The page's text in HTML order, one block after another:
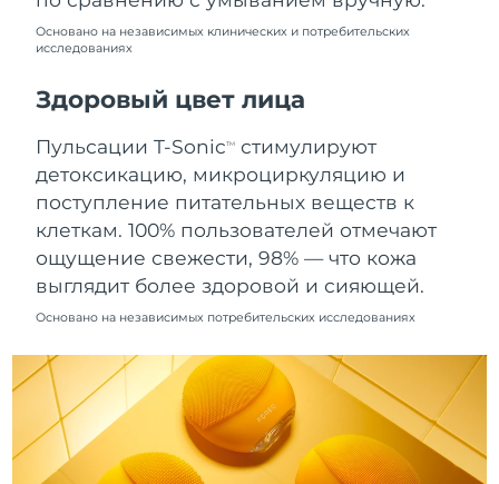
Основано на независимых клинических и потребительских
исследованиях
Здоровый цвет лица
Пульсации T-SonicTM
стимулируют
детоксикацию, микроциркуляцию и
поступление питательных веществ к
клеткам. 100% пользователей отмечают
ощущение свежести, 98% — что кожа
выглядит более здоровой и сияющей.
Основано на независимых потребительских исследованиях
8/9/26
Норвегия
Ожидаемая дата доставки
8/8/26
Оман
Ожидаемая дата доставки
Ожидаемая дата доставки
Польша
Ожидаемая дата доставки
8/9/26
Португалия
Ожидаемая дата доставки
8/8/26